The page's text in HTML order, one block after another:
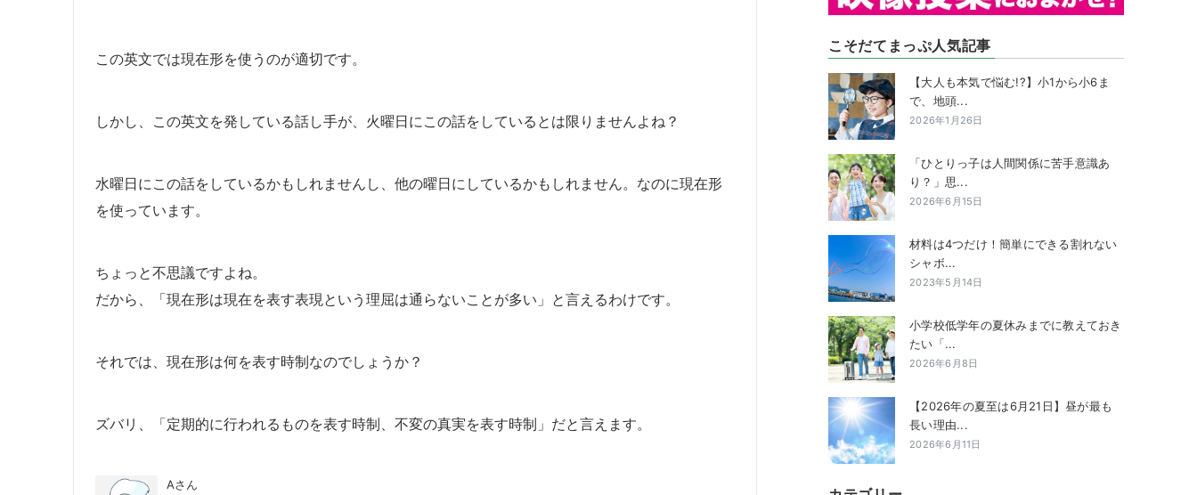
この英文では現在形を使うのが適切です。
しかし、この英文を発している話し手が、火曜日にこの話をしているとは限りませんよね？
水曜日にこの話をしているかもしれませんし、他の曜日にしているかもしれません。なのに現在形
を使っています。
ちょっと不思議ですよね。
だから、「現在形は現在を表す表現という理屈は通らないことが多い」と言えるわけです。
それでは、現在形は何を表す時制なのでしょうか？
ズバリ、「定期的に行われるものを表す時制、不変の真実を表す時制」だと言えます。
Aさん
こそだてまっぷ人気記事
【大人も本気で悩む!?】小1から小6ま
で、地頭...
2026年1月26日
「ひとりっ子は人間関係に苦手意識あ
り？」思...
2026年6月15日
材料は4つだけ！簡単にできる割れない
シャボ...
2023年5月14日
小学校低学年の夏休みまでに教えておき
たい「...
2026年6月8日
【2026年の夏至は6月21日】昼が最も
長い理由...
2026年6月11日